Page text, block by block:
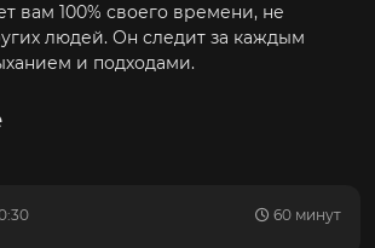
вам 100% своего времени, не
людей. Он следит за каждым
и подходами.
60 минут